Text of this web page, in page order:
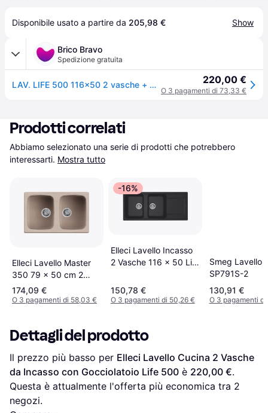
Disponibile usato a partire da 205,98 € Show
Brico Bravo
Spedizione gratuita
LAV. LIFE 500 116x50 2 vasche + gocciolatoio AVENA 51 220,00 €
O 3 pagamenti di 73,33 €
Prodotti correlati
Abbiamo selezionato una serie di prodotti che potrebbero
interessarti. Mostra tutto
Elleci Lavello Master
350 79 x 50 cm 2
Vasche Avena
174,09 €
O 3 pagamenti di 58,03 €
-16%
Elleci Lavello Incasso
2 Vasche 116 x 50 Life
Lg250040
150,78 €
O 3 pagamenti di 50,26 €
Smeg Lavello
SP791S-2
130,91 €
O 3 pagamenti
Dettagli del prodotto
Il prezzo più basso per Elleci Lavello Cucina 2 Vasche
da Incasso con Gocciolatoio Life 500 è 220,00 €.
Questa è attualmente l'offerta più economica tra 2
negozi.